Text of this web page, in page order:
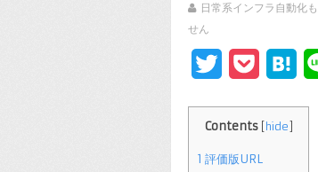
日常系インフラ自動化
せん
TwitterPocket
Contents hide
1 評価版URL